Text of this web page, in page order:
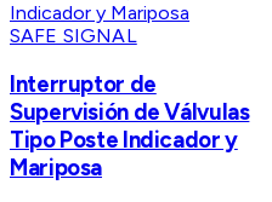
SAFE SIGNAL
Interruptor de
Supervisión de Válvulas
Tipo Poste Indicador y
Mariposa